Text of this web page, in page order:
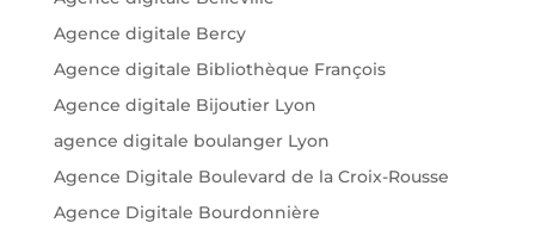
Agence digitale Bercy
Agence digitale Bibliothèque François
Agence digitale Bijoutier Lyon
agence digitale boulanger Lyon
Agence Digitale Boulevard de la Croix-Rousse
Agence Digitale Bourdonnière